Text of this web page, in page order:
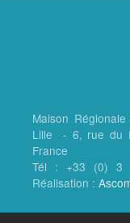
Maison
Lille - 6, rue du
France
Tél : +33 (0)
Réalisation :